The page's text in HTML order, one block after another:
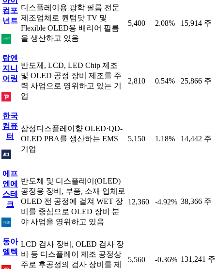
컴포
넌트
디스플레이용 광학 필름 전문
제조업체로 퀀텀닷 TV 및
Flexible OLED용 배리어 필름
을 생산하고 있음
5,400 2.08% 15,914 주
탑엔
지니
어링
반도체, LCD, LED Chip 제조
및 OLED 공정 장비 제조를 주
력 사업으로 영위하고 있는 기
업
2,810 0.54% 25,866 주
한국
컴퓨
터
삼성디스플레이향 OLED·QD-
OLED PBA를 생산하는 EMS
기업
5,150 1.18% 14,442 주
에프
엔에
스테
크
반도체 및 디스플레이(OLED)
공정용 장비, 부품, 소재 업체로
OLED 전 공정에 걸쳐 WET 장
비를 중심으로 OLED 장비 분
야 사업을 영위하고 있음
12,360 -4.92% 38,366 주
동아
엘텍
LCD 검사 장비, OLED 검사 장
비 등 디스플레이 제조 공정상
주로 후공정의 검사 장비를 제
5,560 -0.36% 131,241 주